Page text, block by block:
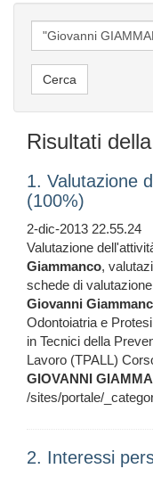
Risultati
1. Valutazione
(100%)
2-dic-2013 22.55.24
Valutazione
Giammanco,
schede di
Giovanni
Odontoiatria e
in Tecnici della
Lavoro (TPALL)
GIOVANNI
/sites/portale/
2. Interessi